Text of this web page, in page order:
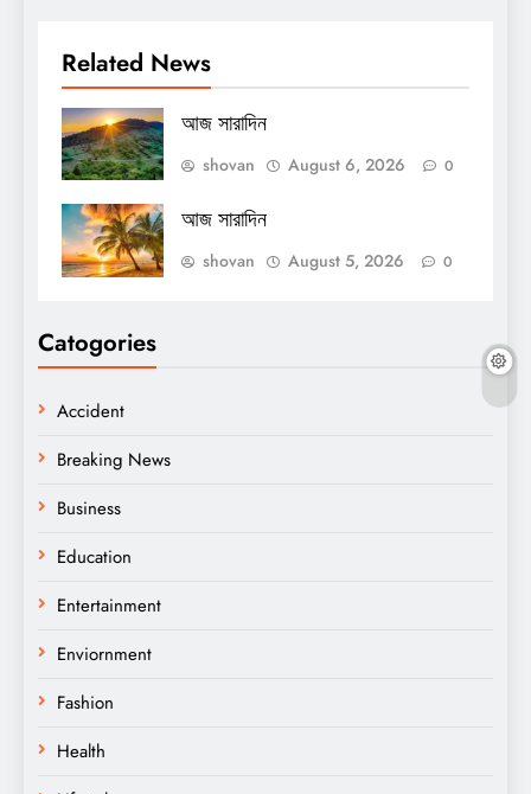
Related News
আজ সারাদিন
shovan August 6, 2026 0
আজ সারাদিন
shovan August 5, 2026 0
Catogories
Accident
Breaking News
Business
Education
Entertainment
Enviornment
Fashion
Health